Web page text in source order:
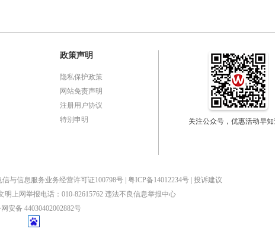
政策声明
隐私保护政策
网站免责声明
注册用户协议
特别申明
关注公众号，优惠活动早知
与信息服务业务经营许可证100798号 | 粤ICP备14012234号| 投诉建议
明上网举报电话：010-82615762 违法不良信息举报中心
安备 44030402002882号